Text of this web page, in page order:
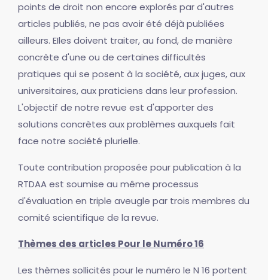
points de droit non encore explorés par d'autres
articles publiés, ne pas avoir été déjà publiées
ailleurs. EIles doivent traiter, au fond, de manière
concrète d'une ou de certaines difficultés
pratiques qui se posent à la société, aux juges, aux
universitaires, aux praticiens dans leur profession.
L'objectif de notre revue est d'apporter des
solutions concrètes aux problèmes auxquels fait
face notre société plurielle.
Toute contribution proposée pour publication à la
RTDAA est soumise au même processus
d'évaluation en triple aveugle par trois membres du
comité scientifique de la revue.
Thèmes des articles Pour le Numéro 16
Les thèmes sollicités pour le numéro le N 16 portent